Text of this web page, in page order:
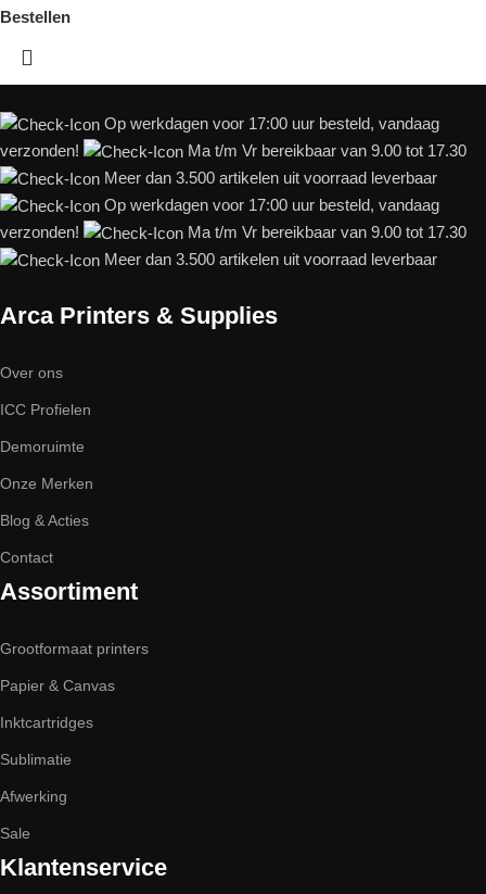
Bestellen
Op werkdagen voor 17:00 uur besteld, vandaag
verzonden!
Ma t/m Vr bereikbaar van 9.00 tot 17.30
Meer dan 3.500 artikelen uit voorraad leverbaar
Op werkdagen voor 17:00 uur besteld, vandaag
verzonden!
Ma t/m Vr bereikbaar van 9.00 tot 17.30
Meer dan 3.500 artikelen uit voorraad leverbaar
Arca Printers & Supplies
Over ons
ICC Profielen
Demoruimte
Onze Merken
Blog & Acties
Contact
Assortiment
Grootformaat printers
Papier & Canvas
Inktcartridges
Sublimatie
Afwerking
Sale
Klantenservice